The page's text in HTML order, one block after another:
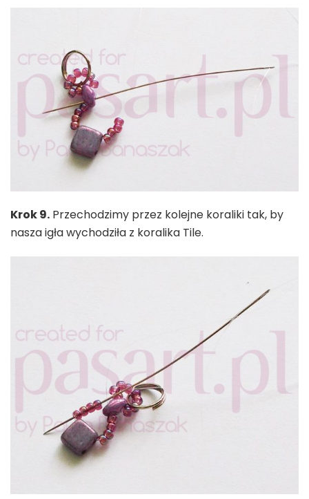
Krok 9. Przechodzimy przez kolejne koraliki tak, by
nasza igła wychodziła z koralika Tile.